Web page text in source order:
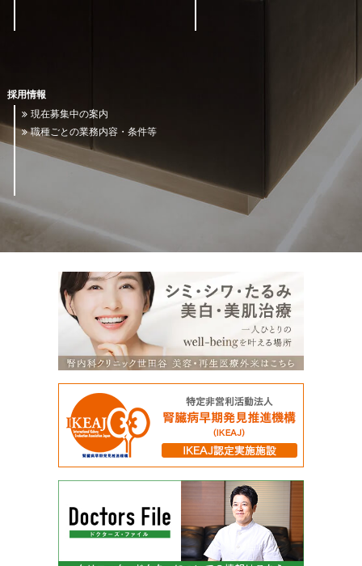
採用情報
現在募集中の案内
職種ごとの業務内容・条件等